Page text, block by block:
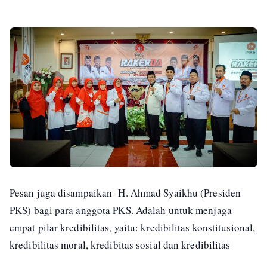
Pesan juga disampaikan H. Ahmad Syaikhu (Presiden
PKS) bagi para anggota PKS. Adalah untuk menjaga
empat pilar kredibilitas, yaitu: kredibilitas konstitusional,
kredibilitas moral, kredibitas sosial dan kredibilitas